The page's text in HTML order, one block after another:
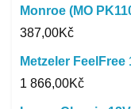
Monroe (MO
387,00Kč
Metzeler FeelFree
1 866,00Kč